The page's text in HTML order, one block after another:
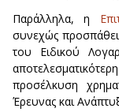
Παράλληλα, η
συνεχώς
του Ειδικού
προσέλκυση
Έρευνας και